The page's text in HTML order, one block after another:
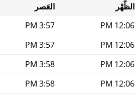
الظُّهْر العَصر
12:06 PM
3:57 PM
12:06 PM
3:57 PM
12:06 PM
3:58 PM
12:06 PM
3:58 PM